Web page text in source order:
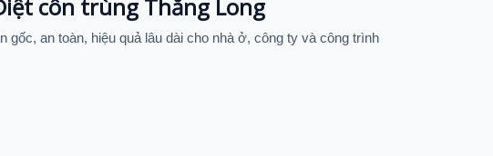
côn trùng Thăng Long
gốc, an toàn, hiệu quả lâu dài cho nhà ở, công ty và công trình